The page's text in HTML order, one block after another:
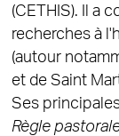
(CETHIS). Il a
recherches à
(autour
et de Saint
Ses
Règle